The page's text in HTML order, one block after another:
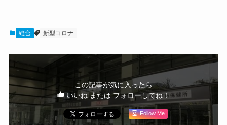
総合 新型コロナ
この記事が気に入ったら
いいね または フォローしてね！
Follow Me